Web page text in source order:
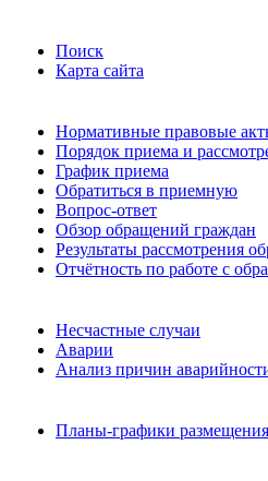
Поиск
Карта сайта
Нормативные правовые
Порядок приема и
График приема
Обратиться в приемную
Вопрос-ответ
Обзор обращений граждан
Результаты рассмотрения
Отчётность по работе с
Несчастные случаи
Аварии
Анализ причин
Планы-графики размещения